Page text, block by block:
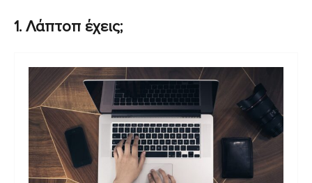
1. Λάπτοπ έχεις;